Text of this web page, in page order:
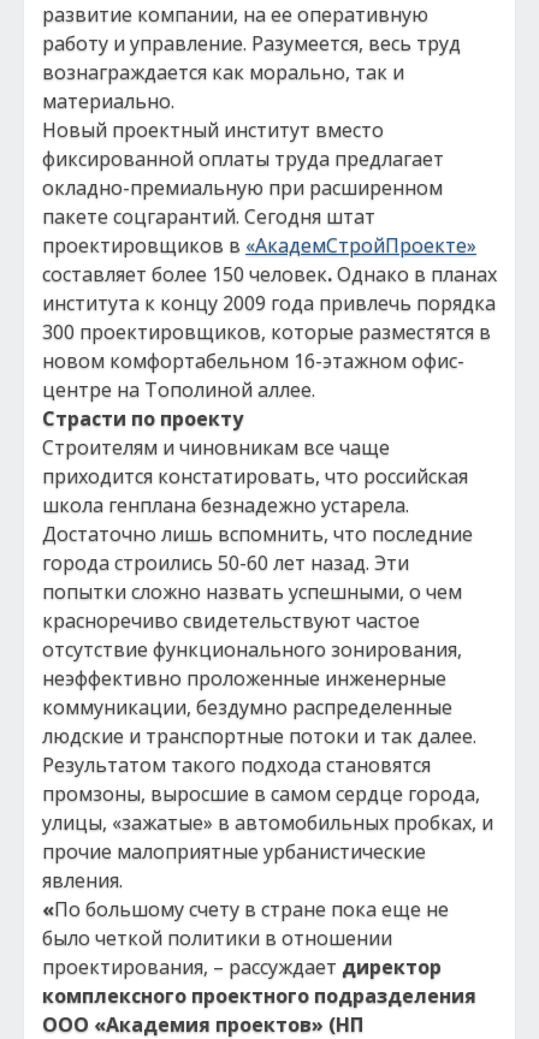
развитие компании, на ее оперативную
работу и управление. Разумеется, весь труд
вознаграждается как морально, так и
материально.
Новый проектный институт вместо
фиксированной оплаты труда предлагает
окладно-премиальную при расширенном
пакете соцгарантий. Сегодня штат
проектировщиков в «АкадемСтройПроекте»
составляет более 150 человек.Однако в планах
института к концу 2009 года привлечь порядка
300 проектировщиков, которые разместятся в
новом комфортабельном 16-этажном офис-
центре на Тополиной аллее.
Страсти по проекту
Строителям и чиновникам все чаще
приходится констатировать, что российская
школа генплана безнадежно устарела.
Достаточно лишь вспомнить, что последние
города строились 50-60 лет назад. Эти
попытки сложно назвать успешными, о чем
красноречиво свидетельствуют частое
отсутствие функционального зонирования,
неэффективно проложенные инженерные
коммуникации, бездумно распределенные
людские и транспортные потоки и так далее.
Результатом такого подхода становятся
промзоны, выросшие в самом сердце города,
улицы, «зажатые» в автомобильных пробках, и
прочие малоприятные урбанистические
явления.
«По большому счету в стране пока еще не
было четкой политики в отношении
проектирования, – рассуждает директор
комплексного проектного подразделения
ООО «Академия проектов» (НП